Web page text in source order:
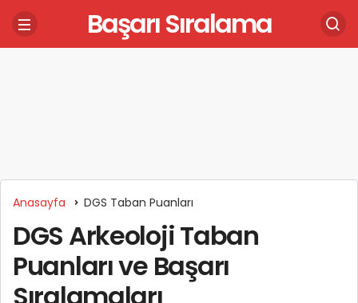
Başarı Sıralama
Anasayfa DGS Taban Puanları
DGS Arkeoloji Taban
Puanları ve Başarı